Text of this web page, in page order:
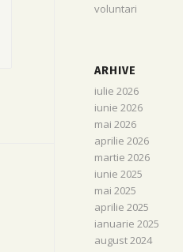
voluntari
ARHIVE
iulie 2026
iunie 2026
mai 2026
aprilie 2026
martie 2026
iunie 2025
mai 2025
aprilie 2025
ianuarie 2025
august 2024